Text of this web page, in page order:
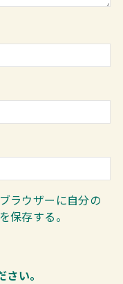
ラウザーに自分の
保存する。
い。